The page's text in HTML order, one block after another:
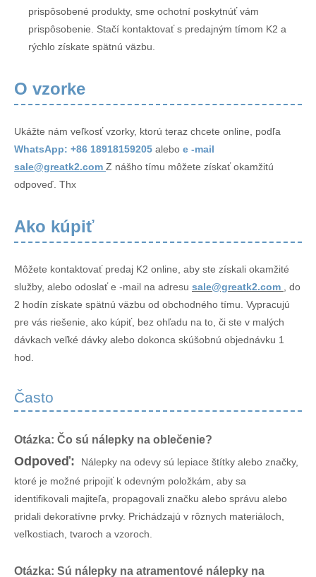
prispôsobené produkty, sme ochotní poskytnúť vám
prispôsobenie. Stačí kontaktovať s predajným tímom K2 a
rýchlo získate spätnú väzbu.
O vzorke
Ukážte nám veľkosť vzorky, ktorú teraz chcete online, podľa
WhatsApp: +86 18918159205 alebo e -mail
sale@greatk2.com Z nášho tímu môžete získať okamžitú
odpoveď. Thx
Ako kúpiť
Môžete kontaktovať predaj K2 online, aby ste získali okamžité
služby, alebo odoslať e -mail na adresu sale@greatk2.com
, do
2 hodín získate spätnú väzbu od obchodného tímu. Vypracujú
pre vás riešenie, ako kúpiť, bez ohľadu na to, či ste v malých
dávkach veľké dávky alebo dokonca skúšobnú objednávku 1
hod.
Často
Otázka: Čo sú nálepky na oblečenie?
Odpoveď:
Nálepky na odevy sú lepiace štítky alebo značky,
ktoré je možné pripojiť k odevným položkám, aby sa
identifikovali majiteľa, propagovali značku alebo správu alebo
pridali dekoratívne prvky. Prichádzajú v rôznych materiáloch,
veľkostiach, tvaroch a vzoroch.
Otázka: Sú nálepky na atramentové nálepky na